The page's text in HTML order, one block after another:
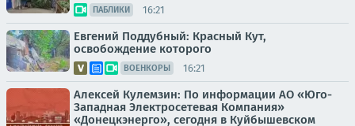
ПАБЛИКИ 16:21
Евгений Поддубный: Красный Кут,
освобождение которого
ВОЕНКОРЫ 16:21
Алексей Кулемзин: По информации АО «Юго-
Западная Электросетевая Компания»
«Донецкэнерго», сегодня в Куйбышевском